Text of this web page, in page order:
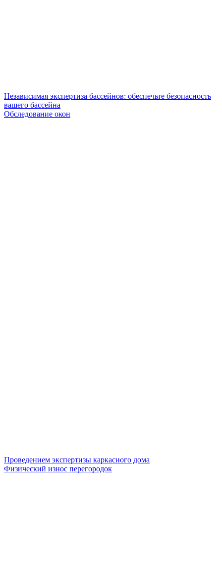
Независимая экспертиза бассейнов: обеспечьте безопасность
вашего бассейна
Обследование окон
Проведением экспертизы каркасного дома
Физический износ перегородок